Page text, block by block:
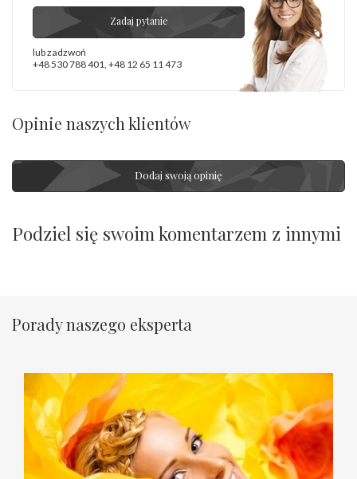
Zadaj pytanie
lub zadzwoń
+48 530 788 401, +48 12 65 11 473
Opinie naszych klientów
Dodaj swoją opinię
Podziel się swoim komentarzem z innymi
Porady naszego eksperta